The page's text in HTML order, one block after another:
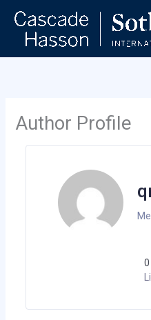
content
Author Profile
0